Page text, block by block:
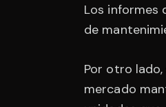
Los informes
de
Por otro
mercado